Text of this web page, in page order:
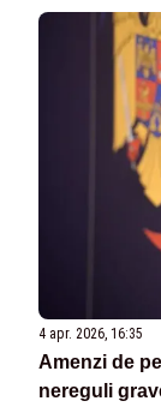
4 apr. 2026, 16:35
Amenzi de
nereguli